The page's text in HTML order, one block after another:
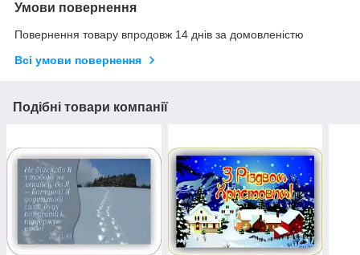
Умови повернення
Повернення товару впродовж 14 днів за домовленістю
Всі умови повернення
Подібні товари компанії